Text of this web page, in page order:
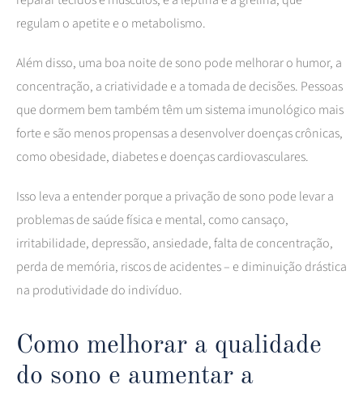
regulam o apetite e o metabolismo.
Além disso, uma boa noite de sono pode melhorar o humor, a
concentração, a criatividade e a tomada de decisões. Pessoas
que dormem bem também têm um sistema imunológico mais
forte e são menos propensas a desenvolver doenças crônicas,
como obesidade, diabetes e doenças cardiovasculares.
Isso leva a entender porque a privação de sono pode levar a
problemas de saúde física e mental, como cansaço,
irritabilidade, depressão, ansiedade, falta de concentração,
perda de memória, riscos de acidentes – e diminuição drástica
na produtividade do indivíduo.
Como melhorar a qualidade
do sono e aumentar a